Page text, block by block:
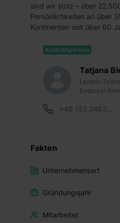
sind wir stolz – über
Persönlichkeiten an über
Kontinenten seit über 60
Kontaktperson
Tatjana
Leiterin
Employer
+49 152 2483...
Fakten
Unternehmensart
Gründungsjahr
Mitarbeiter